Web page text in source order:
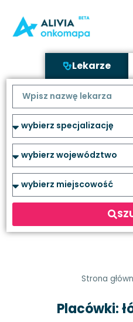
Lekarze
Strona
Placówki: